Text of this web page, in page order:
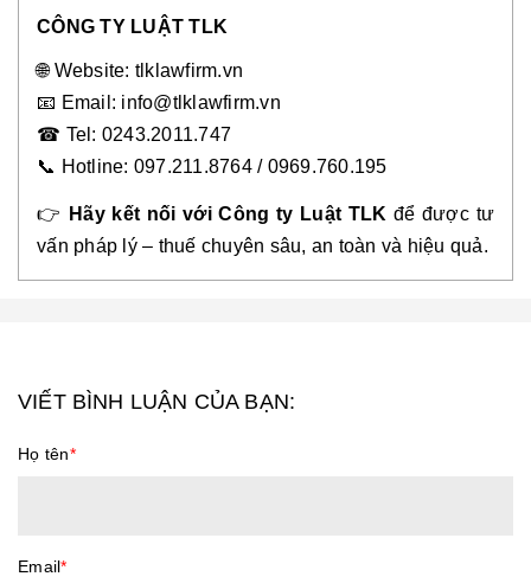
CÔNG TY LUẬT TLK
🌐Website: tlklawfirm.vn
📧 Email: info@tlklawfirm.vn
☎ Tel: 0243.2011.747
📞 Hotline: 097.211.8764 / 0969.760.195
👉 Hãy kết nối với Công ty Luật TLK để được tư
vấn pháp lý – thuế chuyên sâu, an toàn và hiệu quả.
VIẾT BÌNH LUẬN CỦA BẠN:
Họ tên*
Email*